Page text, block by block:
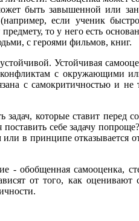
быть завышенной или
если ученик
то у него есть
с героями фильмов, книг.
Устойчивая
конфликтам с окружающими
с самокритичностью и
которые ставит перед
себе задачу
в принципе
- обобщенная самооценка,
от того, как